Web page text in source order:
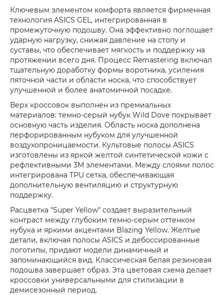
Ключевым элементом комфорта является фирменная
технология ASICS GEL, интегрированная в
промежуточную подошву. Она эффективно поглощает
ударную нагрузку, снижая давление на стопу и
суставы, что обеспечивает мягкость и поддержку на
протяжении всего дня. Процесс Remastering включал
тщательную доработку формы воротника, усиления
пяточной части и области носка, что способствует
улучшенной и более анатомичной посадке.
Верх кроссовок выполнен из премиальных
материалов: темно-серый нубук Wild Dove покрывает
основную часть изделия. Область носка дополнена
перфорированным нубуком для улучшенной
воздухопроницаемости. Культовые полосы ASICS
изготовлены из яркой желтой синтетической кожи с
рефлективными 3M элементами. Между слоями полос
интегрирована TPU сетка, обеспечивающая
дополнительную вентиляцию и структурную
поддержку.
Расцветка "Super Yellow" создает выразительный
контраст между глубоким темно-серым оттенком
нубука и яркими акцентами Blazing Yellow. Желтые
детали, включая полосы ASICS и дебоссированные
логотипы, придают модели динамичный и
запоминающийся вид. Классическая белая резиновая
подошва завершает образ. Эта цветовая схема делает
кроссовки универсальными для стилизации в
демисезонный период.